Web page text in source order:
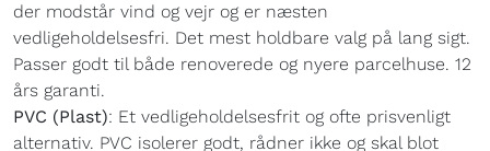
der modstår vind og vejr og er næsten
vedligeholdelsesfri. Det mest holdbare valg på lang sigt.
Passer godt til både renoverede og nyere parcelhuse. 12
års garanti.
PVC (Plast): Et vedligeholdelsesfrit og ofte prisvenligt
alternativ. PVC isolerer godt, rådner ikke og skal blot